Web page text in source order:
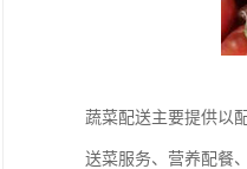
蔬菜配送主要提供以
送菜服务、营养配餐